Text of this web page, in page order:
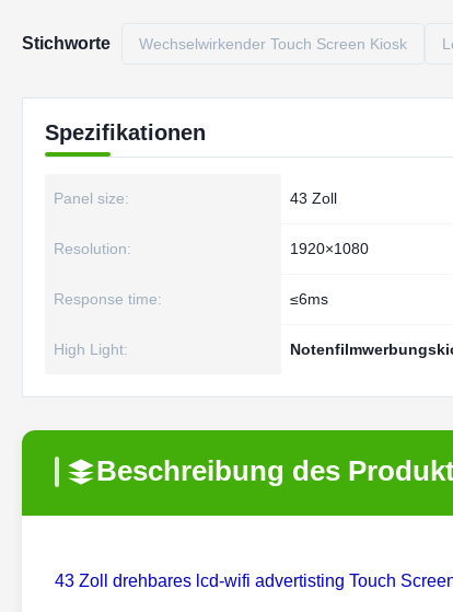
Stichworte Wechselwirkender Touch Screen Kiosk
Spezifikationen
Panel size: 43 Zoll
Resolution: 1920×1080
Response time: ≤6ms
High Light:
Beschreibung des
43 Zoll drehbares lcd-wifi advertisting Touch